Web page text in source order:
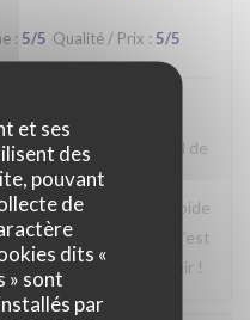
et ses
des
pouvant
de
dits «
» sont
par
: 5/5 Qualité / Prix : 5/5
en famille. Ce fut
de découvrir le Nord de
Le repas était
le service était rapide
et accueillant. C’est
Au plaisir de vous revoir !